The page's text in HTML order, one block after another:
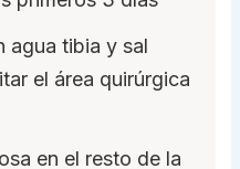
agua tibia y sal
el área quirúrgica
en el resto de la